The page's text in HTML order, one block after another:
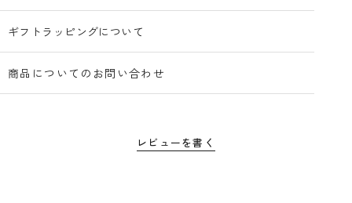
ギフトラッピングについて
商品についてのお問い合わせ
レビューを書く